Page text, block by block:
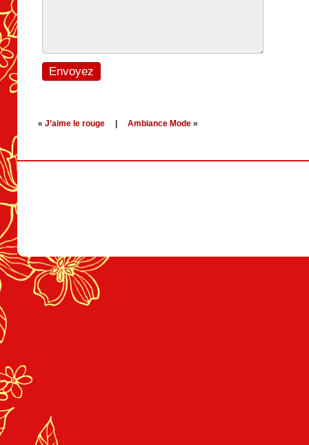
« J’aime le rouge Ambiance Mode »